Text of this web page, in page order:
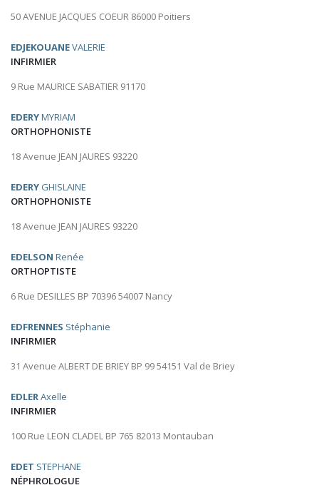
50 AVENUE JACQUES COEUR 86000 Poitiers
EDJEKOUANEVALERIE
INFIRMIER
9 Rue MAURICE SABATIER 91170
EDERYMYRIAM
ORTHOPHONISTE
18 Avenue JEAN JAURES 93220
EDERY GHISLAINE
ORTHOPHONISTE
18 Avenue JEAN JAURES 93220
EDELSON Renée
ORTHOPTISTE
6 Rue DESILLES BP 70396 54007 Nancy
EDFRENNES Stéphanie
INFIRMIER
31 Avenue ALBERT DE BRIEY BP 99 54151 Val de Briey
EDLERAxelle
INFIRMIER
100 Rue LEON CLADEL BP 765 82013 Montauban
EDET STEPHANE
NÉPHROLOGUE